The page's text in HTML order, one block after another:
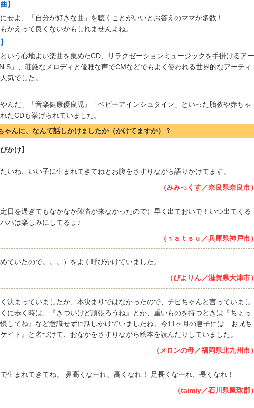
】
せよ、「自分が好きな曲」を聴くことがいいとお答えのママが多数！
かえって良くないかもしれませんよね。
という心地よい楽曲を集めたCD、リラクゼーションミュージックを手掛けるアー
」、荘厳なメロディと優雅な声でCMなどでもよく使われる世界的なアーティ
気でした。
やんだ」「音楽健康優良児」「ベビーアインシュタイン」といった胎教や赤ちゃ
たCDも挙げられていました。
ゃんに、なんて話しかけましたか（かけてますか）？
かけ】
いね、いい子に生まれてきてねとお腹をさすりながら語りかけてます。
（みみっくす／奈良県奈良市）
日を過ぎてもなかなか陣痛が来なかったので）早く出ておいで！いつ出てくる
パは楽しみにしてるょ♪
（ｎａｔｓｕ／兵庫県神戸市）
ていたので。。。）をよく呼びかけていました。
（ぴよりん／滋賀県大津市）
決まっていましたが、本決まりではなかったので、チビちゃんと言っていまし
に歩く時は、『きついけど頑張ろうね』とか、重いものを持つときは『ちょっ
してね』など意識せずに話しかけていましたね。今11ヶ月の息子には、お兄ち
イト』と名づけて、おなかをさすりながら絵本を読んだりしていました。
（メロンの母／福岡県北九州市）
生まれてきてね。 鼻高くなーれ、高くなれ！ 足長くなーれ、長くなれ！
（taimiy／石川県鳳珠郡）